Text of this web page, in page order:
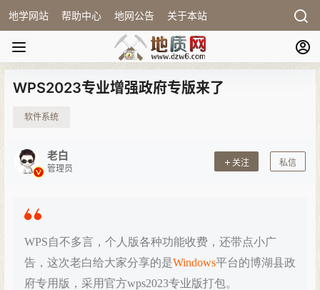
地学网站 帮助中心 地网公告 关于本站
WPS2023专业增强政府专版来了
软件系统
老白
管理员
关注 私信
WPS自不多言，个人版各种功能收费，还带点小广
告，这次老白给大家分享的是Windows平台的博湖县政
府专用版，采用官方wps2023专业版打包。